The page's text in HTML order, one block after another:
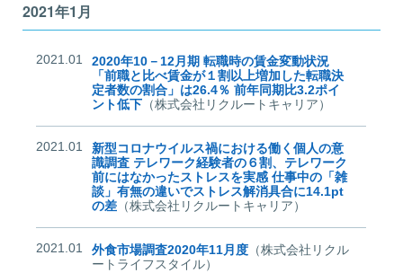
2021年1月
2021.01
2020年10－12月期 転職時の賃金変動状況
「前職と比べ賃金が１割以上増加した転職決
定者数の割合」は26.4％ 前年同期比3.2ポイ
ント低下 （株式会社リクルートキャリア）
2021.01
新型コロナウイルス禍における働く個人の意
識調査 テレワーク経験者の６割、テレワーク
前にはなかったストレスを実感 仕事中の「雑
談」有無の違いでストレス解消具合に14.1pt
の差 （株式会社リクルートキャリア）
2021.01 外食市場調査2020年11月度 （株式会社リクル
ートライフスタイル）